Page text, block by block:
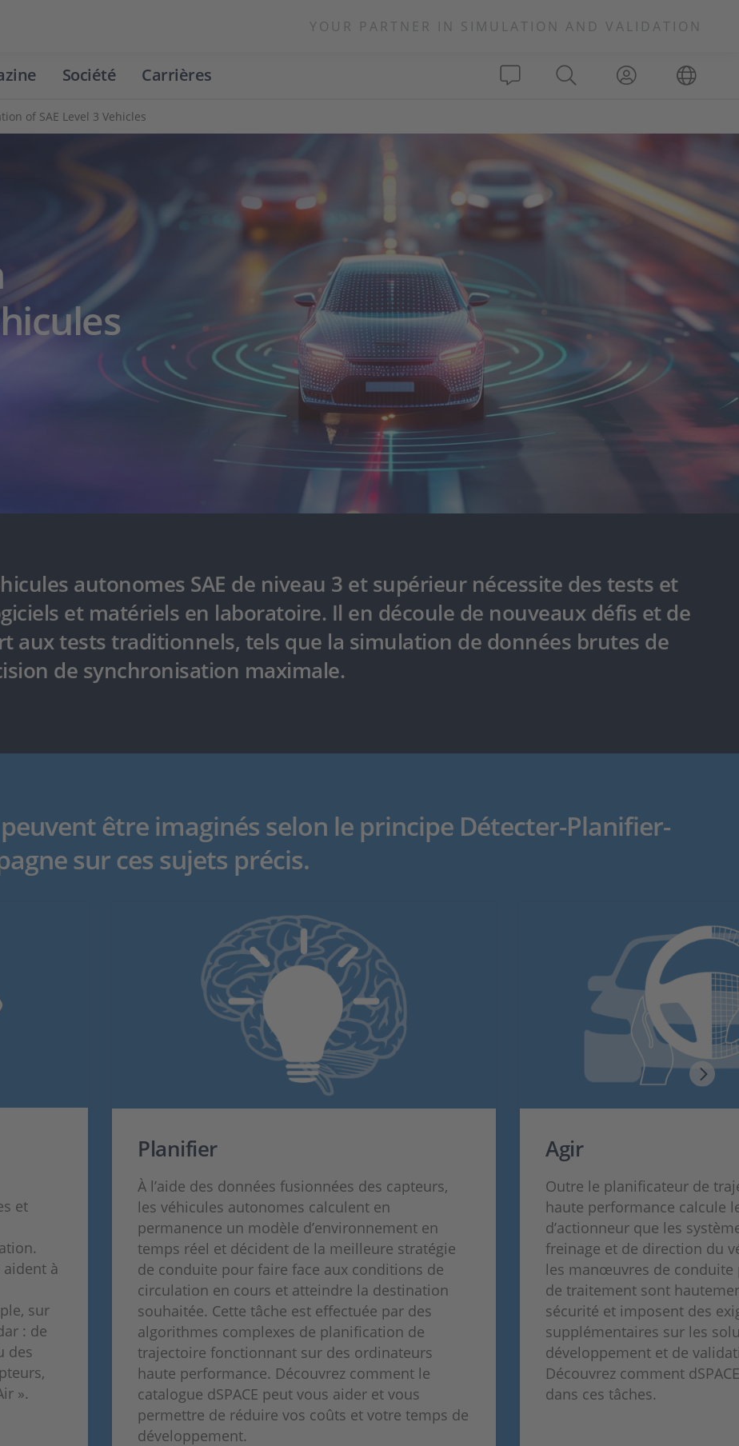
YOUR PARTNER IN SIMULATION AND VALIDATION
Société Carrières
of SAE Level 3 Vehicles
autonomes SAE de niveau 3 et supérieur nécessite des tests et
et matériels en laboratoire. Il en découle de nouveaux défis et de
aux tests traditionnels, tels que la simulation de données brutes de
de synchronisation maximale.
être imaginés selon le principe Détecter-Planifier-
sur ces sujets précis.
et
à
sur
: de
des
».
Planifier
À l’aide des données fusionnées des capteurs,
les véhicules autonomes calculent en
permanence un modèle d’environnement en
temps réel et décident de la meilleure stratégie
de conduite pour faire face aux conditions de
circulation en cours et atteindre la destination
souhaitée. Cette tâche est effectuée par des
algorithmes complexes de planification de
trajectoire fonctionnant sur des ordinateurs
haute performance. Découvrez comment le
catalogue dSPACE peut vous aider et vous
permettre de réduire vos coûts et votre temps de
développement.
Agir
Outre le planificateur de
haute performance calcule
d’actionneur que les
freinage et de direction du
les manœuvres de conduite
de traitement sont
sécurité et imposent des
supplémentaires sur les
développement et de
Découvrez comment
dans ces tâches.